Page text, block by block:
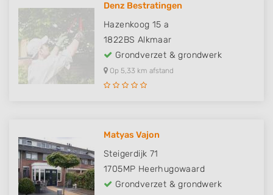
Denz Bestratingen
Hazenkoog 15 a
1822BS Alkmaar
Grondverzet & grondwerk
Op 5,33 km afstand
Matyas Vajon
Steigerdijk 71
1705MP Heerhugowaard
Grondverzet & grondwerk